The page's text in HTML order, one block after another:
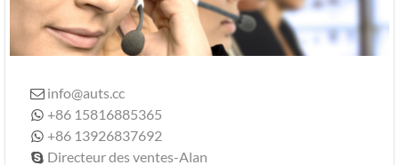
 info@auts.cc
 +86 15816885365
 +86 13926837692
 Directeur des ventes-Alan